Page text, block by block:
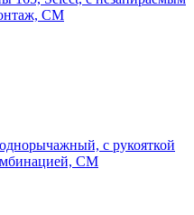
СМ
с рукояткой
СМ